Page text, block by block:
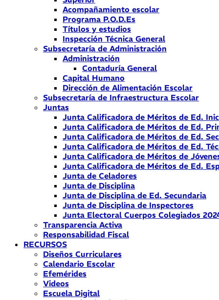
Acompañamiento escolar
Programa P.O.D.Es
Títulos y estudios
Inspección Técnica General
Subsecretaría de Administración
Administración
Contaduría General
Capital Humano
Dirección de Alimentación Escolar
Subsecretaría de Infraestructura Escolar
Juntas
Junta Calificadora de Méritos de Ed.
Junta Calificadora de Méritos de Ed.
Junta Calificadora de Méritos de Ed.
Junta Calificadora de Méritos de Ed.
Junta Calificadora de Méritos de
Junta Calificadora de Méritos de Ed.
Junta de Celadores
Junta de Disciplina
Junta de Disciplina de Ed. Secundaria
Junta de Disciplina de Inspectores
Junta Electoral Cuerpos Colegiados
Transparencia Activa
Responsabilidad Fiscal
RECURSOS
Diseños Curriculares
Calendario Escolar
Efemérides
Videos
Escuela Digital